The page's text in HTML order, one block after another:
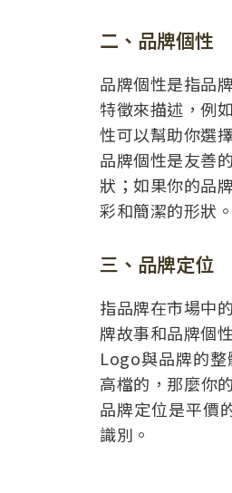
二、品牌個性
品牌個性是指品
特徵來描述，例
性可以幫助你選
品牌個性是友善
狀；如果你的品
彩和簡潔的形狀。
三、品牌定位
指品牌在市場中
牌故事和品牌個
Logo與品牌的
高檔的，那麼你
品牌定位是平價
識別。